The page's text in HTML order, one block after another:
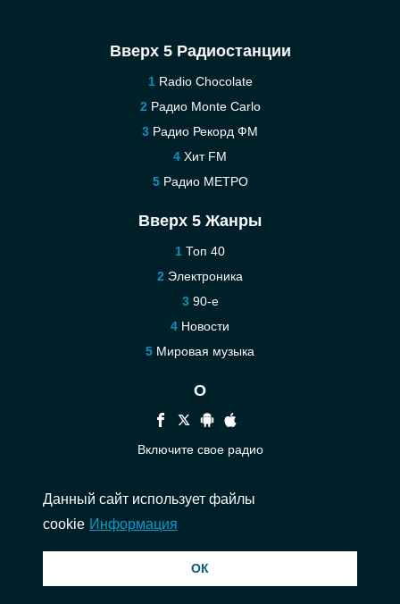
Вверх 5 Радиостанции
Radio Chocolate
Радио Monte Carlo
Радио Рекорд ФМ
Хит FM
Радио МЕТРО
Вверх 5 Жанры
Топ 40
Электроника
90-е
Новости
Мировая музыка
О
Включите свое радио
Связаться
конфиденциальности
Данный сайт использует файлы
cookie Информация
ОК